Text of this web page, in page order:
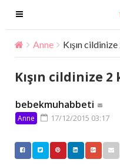
T
o
g
g
l
e
n
a
v
i
Anne Kışın
Kışın cildinize
bebekmuhabbeti
Anne 17/12/2015 03:17